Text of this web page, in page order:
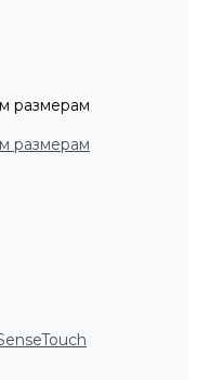
размерам
размерам